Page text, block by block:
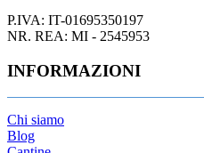
P.IVA: IT-01695350197
NR. REA: MI - 2545953
INFORMAZIONI
Chi siamo
Blog